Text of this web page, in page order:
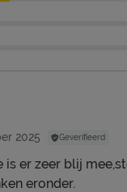
2025 Geverifieerd
is er zeer blij
eronder.